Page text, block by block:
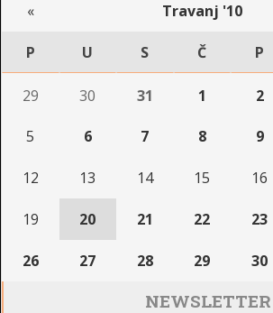
« Travanj '10
P U S Č P
29 30 31 1 2
5 6 7 8 9
12 13 14 15 16
19 20 21 22 23
26 27 28 29 30
NEWSLETTER